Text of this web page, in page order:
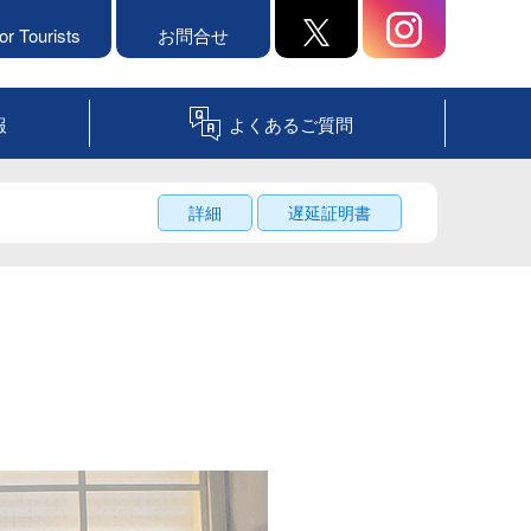
Tourists お問合せ
よくあるご質問
詳細 遅延証明書